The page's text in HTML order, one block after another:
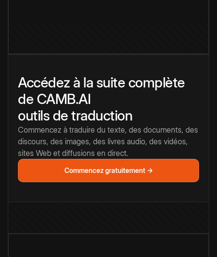
Accédez à la suite complète
de CAMB.AI
outils de traduction
Commencez à traduire du texte, des documents, des
discours, des images, des livres audio, des vidéos,
sites Web et diffusions en direct.
Commencez gratuitement →